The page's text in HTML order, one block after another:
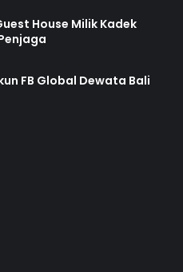
House Milik Kadek
FB Global Dewata Bali